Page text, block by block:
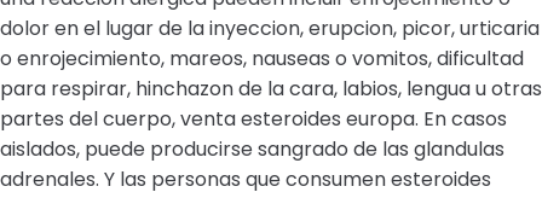
dolor en el lugar de la inyeccion, erupcion, picor, urticaria
o enrojecimiento, mareos, nauseas o vomitos, dificultad
para respirar, hinchazon de la cara, labios, lengua u otras
partes del cuerpo, venta esteroides europa. En casos
aislados, puede producirse sangrado de las glandulas
adrenales. Y las personas que consumen esteroides